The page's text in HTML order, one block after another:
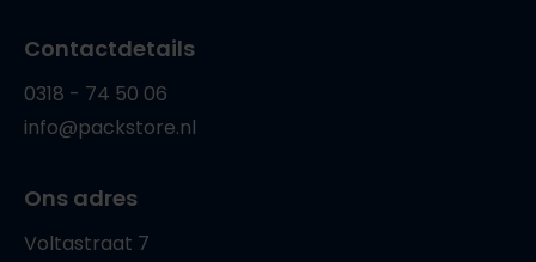
Contactdetails
0318 - 74 50 06
info@packstore.nl
Ons adres
Voltastraat 7